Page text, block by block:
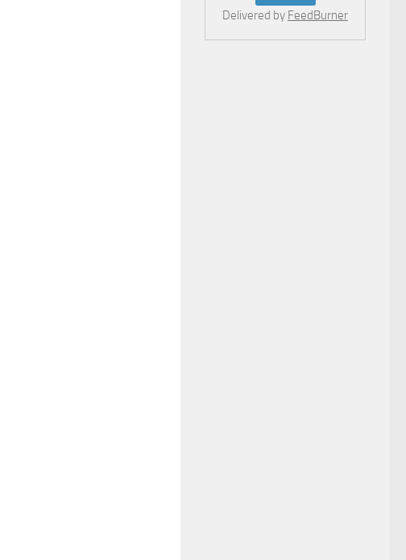
Delivered by FeedBurner